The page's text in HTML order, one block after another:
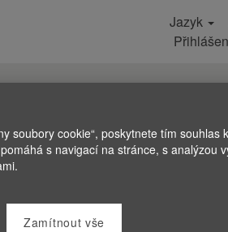
Jazyk
soubory cookie“, poskytnete tím souhlas
s navigací na stránce, s analýzou
Zamítnout vše